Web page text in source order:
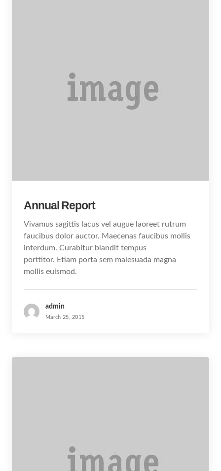
Annual Report
Vivamus sagittis lacus vel augue laoreet rutrum
faucibus dolor auctor. Maecenas faucibus mollis
interdum. Curabitur blandit tempus
porttitor. Etiam porta sem malesuada magna
mollis euismod.
admin
March 25, 2015